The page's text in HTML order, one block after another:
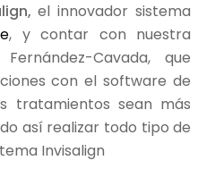
el innovador sistema
, y contar con nuestra
Cavada, que
con el software de
tratamientos sean más
así realizar todo tipo de
Invisalign